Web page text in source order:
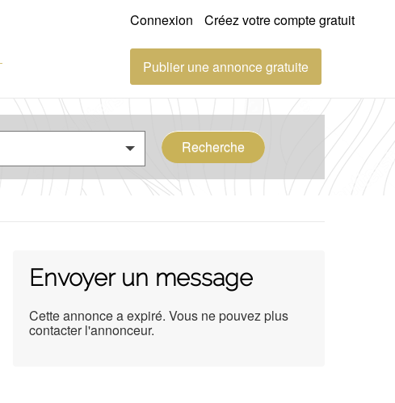
Connexion Créez votre compte gratuit
Publier une annonce gratuite
Recherche
Envoyer un message
Cette annonce a expiré. Vous ne pouvez plus
contacter l'annonceur.